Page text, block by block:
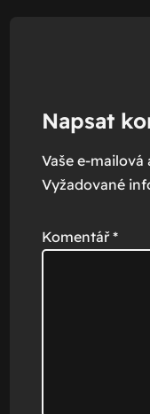
Napsat
Vaše e-mailová
Vyžadované
Komentář *